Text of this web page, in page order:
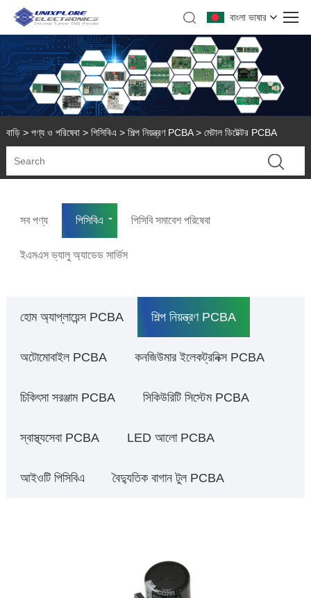
বাংলা ভাষার
বাড়ি > পণ্য ও পরিষেবা> পিসিবিএ > শিল্প নিয়ন্ত্রণ PCBA> মেটাল ডিটেক্টর PCBA
সব পণ্য পিসিবিএ পিসিবি সমাবেশ পরিষেবা
ইএমএস ভ্যালু অ্যাডেড সার্ভিস
হোম অ্যাপ্লায়েন্স PCBA শিল্প নিয়ন্ত্রণ PCBA
অটোমোবাইল PCBA কনজিউমার ইলেকট্রনিক্স PCBA
চিকিৎসা সরঞ্জাম PCBA সিকিউরিটি সিস্টেম PCBA
স্বাস্থ্যসেবা PCBA LED আলো PCBA
আইওটি পিসিবিএ বৈদ্যুতিক বাগান টুল PCBA